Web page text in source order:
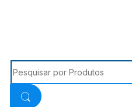
Procurar: